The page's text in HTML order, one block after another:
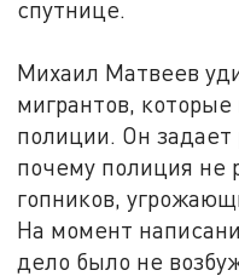
спутнице.
Михаил Матвеев
мигрантов,
полиции. Он задает
почему полиция не
гопников,
На момент
дело было не